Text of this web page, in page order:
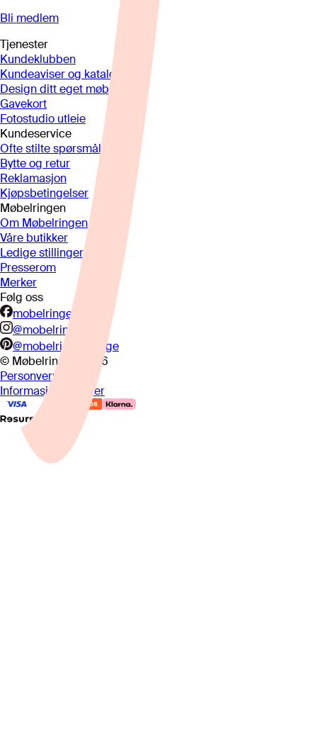
Bli medlem
Tjenester
Kundeklubben
Kundeaviser og kataloger
Design ditt eget møbel
Gavekort
Fotostudio utleie
Kundeservice
Ofte stilte spørsmål
Bytte og retur
Reklamasjon
Kjøpsbetingelser
Møbelringen
Om Møbelringen
Våre butikker
Ledige stillinger
Presserom
Merker
Følg oss
mobelringen.no
@mobelringen
@mobelringennorge
© Møbelringen
2026
Personvern
Informasjonskapsler